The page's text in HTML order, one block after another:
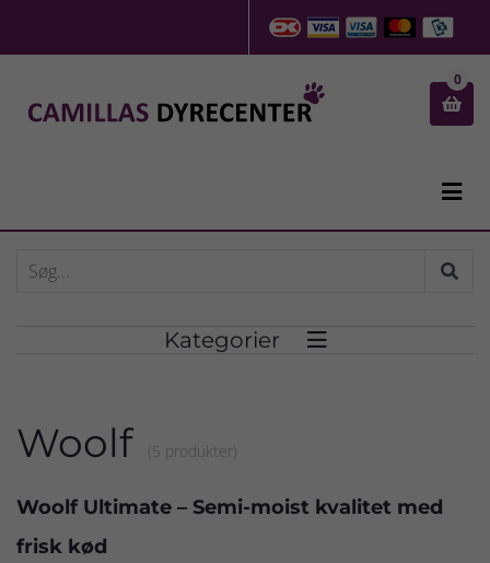

0

Kategorier 
Woolf (5 produkter)
Woolf Ultimate – Semi-moist kvalitet med
frisk kød